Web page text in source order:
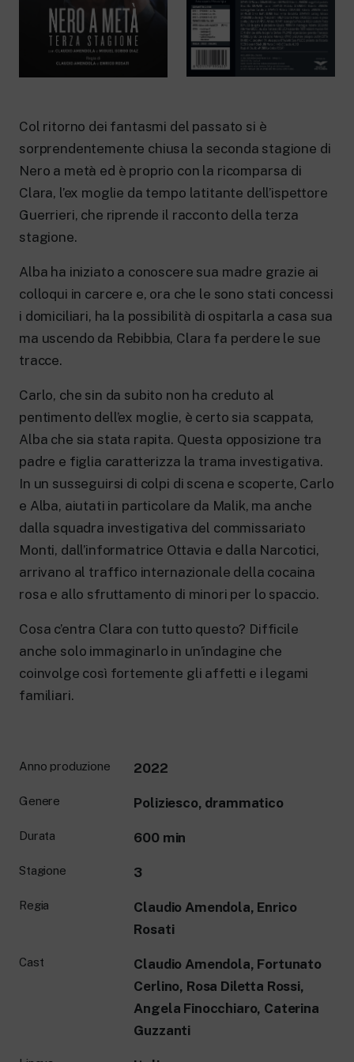
New 24 ore su 24: attualità, ultime notizie
e aggiornamenti.
Le redazioni regionali di RaiNews.
Rai TgR
Approfondimenti culturali su Arte,
Letteratura, Storia e molto altro.
l’Università, i Docenti e l’istruzione degli
Rai Scuola
Col ritorno dei fantasmi del passato si è
sorprendentemente chiusa la seconda stagione di
Nero a metà ed è proprio con la ricomparsa di
Clara, l’ex moglie da tempo latitante dell’ispettore
Guerrieri, che riprende il racconto della terza
stagione.
Alba ha iniziato a conoscere sua madre grazie ai
colloqui in carcere e, ora che le sono stati concessi
i domiciliari, ha la possibilità di ospitarla a casa sua
ma uscendo da Rebibbia, Clara fa perdere le sue
tracce.
Carlo, che sin da subito non ha creduto al
pentimento dell’ex moglie, è certo sia scappata,
Alba che sia stata rapita. Questa opposizione tra
padre e figlia caratterizza la trama investigativa.
In un susseguirsi di colpi di scena e scoperte, Carlo
e Alba, aiutati in particolare da Malik, ma anche
dalla squadra investigativa del commissariato
Monti, dall’informatrice Ottavia e dalla Narcotici,
arrivano al traffico internazionale della cocaina
rosa e allo sfruttamento di minori per lo spaccio.
Cosa c’entra Clara con tutto questo? Difficile
anche solo immaginarlo in un’indagine che
coinvolge così fortemente gli affetti e i legami
familiari.
Anno produzione 2022
Genere Poliziesco, drammatico
Durata 600 min
Stagione 3
Regia
Claudio Amendola, Enrico
Rosati
Cast
Claudio Amendola, Fortunato
Cerlino, Rosa Diletta Rossi,
Angela Finocchiaro, Caterina
Guzzanti